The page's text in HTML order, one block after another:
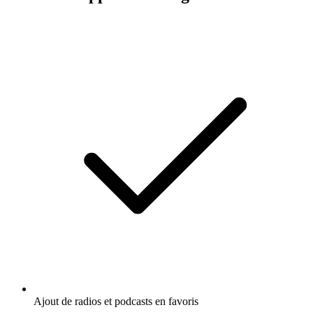
Ajout de radios et podcasts en favoris